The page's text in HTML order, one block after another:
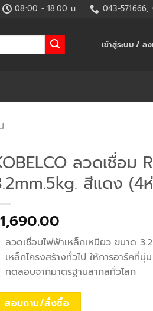
08:00 - 18.00 น. 043-571666,
เข้าสู่ระบบ / ลง
ลวดเชื่อม
สีแดง
1,690.00
ลวดเชื่อมไฟฟ้าเหล็กเหนียว ขนาด
เหล็กโครงสร้างทั่วไป ให้การอาร์คที่
ทดสอบจากมาตรฐานสากลทั่วโลก
สอบถาม/สั่งซื้อ